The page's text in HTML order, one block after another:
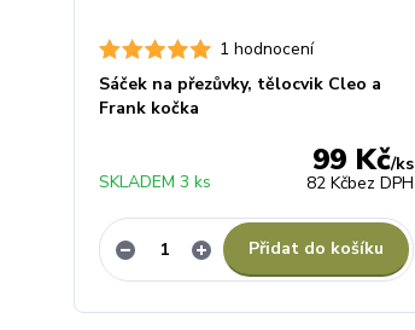
1 hodnocení
Sáček na přezůvky, tělocvik Cleo a
Frank kočka
99 Kč/ks
82 Kčbez DPH
SKLADEM 3 ks
Přidat do košíku